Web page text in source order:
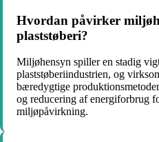
Hvordan påvirker
plaststøberi?
Miljøhensyn spiller en stadig
plaststøberiindustrien, og
bæredygtige
og reducering af energiforbrug
miljøpåvirkning.